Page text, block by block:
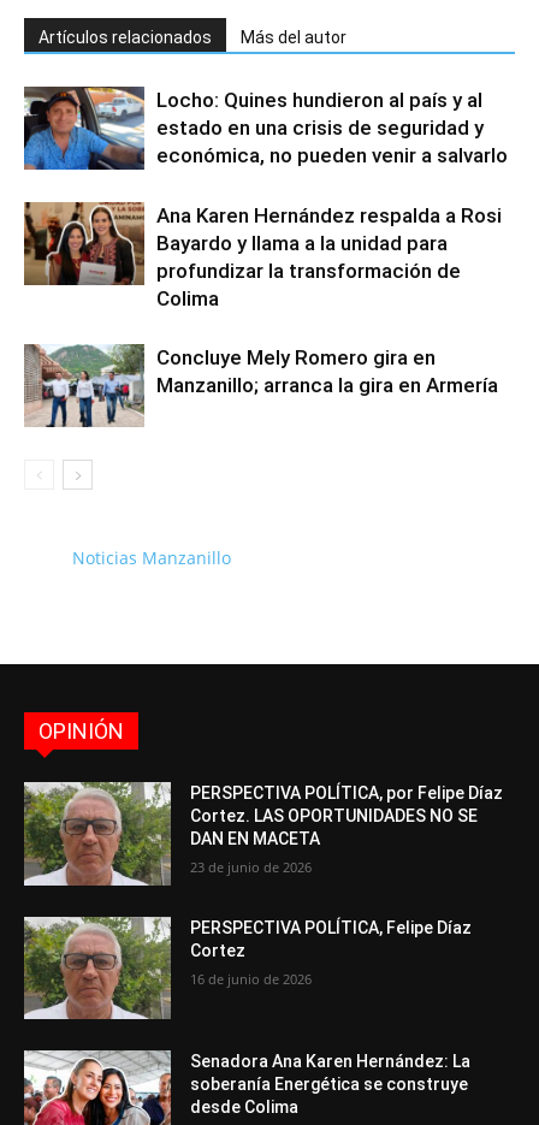
Artículos relacionados Más del autor
Locho: Quines hundieron al país y al
estado en una crisis de seguridad y
económica, no pueden venir a salvarlo
Ana Karen Hernández respalda a Rosi
Bayardo y llama a la unidad para
profundizar la transformación de
Colima
Concluye Mely Romero gira en
Manzanillo; arranca la gira en Armería
Noticias Manzanillo
OPINIÓN
PERSPECTIVA POLÍTICA, por Felipe Díaz
Cortez. LAS OPORTUNIDADES NO SE
DAN EN MACETA
23 de junio de 2026
PERSPECTIVA POLÍTICA, Felipe Díaz
Cortez
16 de junio de 2026
Senadora Ana Karen Hernández: La
soberanía Energética se construye
desde Colima